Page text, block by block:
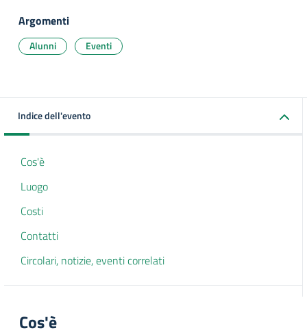
Argomenti
Alunni Eventi
Indice dell'evento
Cos'è
Luogo
Costi
Contatti
Circolari, notizie, eventi correlati
Cos'è